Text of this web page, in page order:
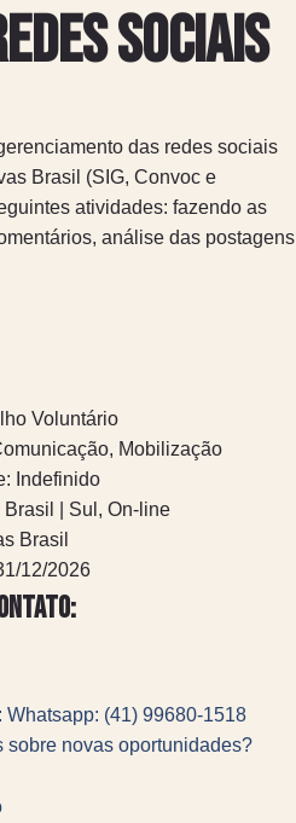
Sociais
das redes sociais
Brasil (SIG, Convoc e
atividades: fazendo as
análise das postagens
Voluntário
, Mobilização
Indefinido
Brasil | Sul , On-line
Brasil
12/2026
Whatsapp: (41) 99680-1518
sobre novas oportunidades?